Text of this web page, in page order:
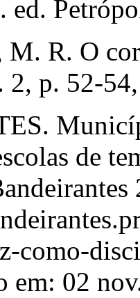
ed.
R. O
2, p. 52-
de
como-
em: 02